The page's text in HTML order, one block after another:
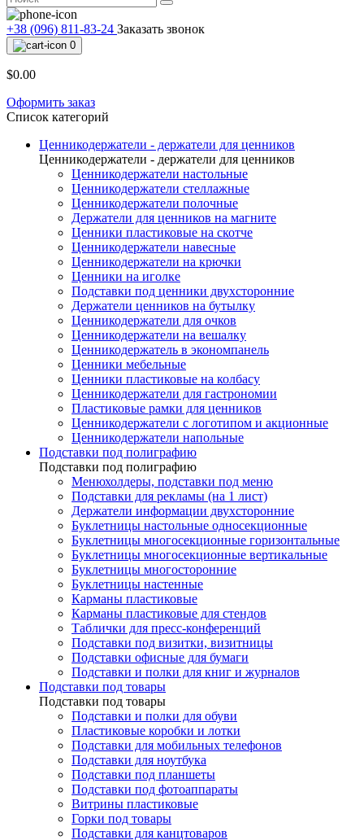
+38 (096) 811-83-24 Заказать звонок
0
$0.00
Оформить заказ
Список категорий
Ценникодержатели - держатели для ценников
Ценникодержатели - держатели для ценников
Ценникодержатели настольные
Ценникодержатели стеллажные
Ценникодержатели полочные
Держатели для ценников на магните
Ценники пластиковые на скотче
Ценникодержатели навесные
Ценникодержатели на крючки
Ценники на иголке
Подставки под ценники двухсторонние
Держатели ценников на бутылку
Ценникодержатели для очков
Ценникодержатели на вешалку
Ценникодержатель в экономпанель
Ценники мебельные
Ценники пластиковые на колбасу
Ценникодержатели для гастрономии
Пластиковые рамки для ценников
Ценникодержатели с логотипом и акционные
Ценникодержатели напольные
Подставки под полиграфию
Подставки под полиграфию
Менюхолдеры, подставки под меню
Подставки для рекламы (на 1 лист)
Держатели информации двухсторонние
Буклетницы настольные односекционные
Буклетницы многосекционные горизонтальные
Буклетницы многосекционные вертикальные
Буклетницы многосторонние
Буклетницы настенные
Карманы пластиковые
Карманы пластиковые для стендов
Таблички для пресс-конференций
Подставки под визитки, визитницы
Подставки офисные для бумаги
Подставки и полки для книг и журналов
Подставки под товары
Подставки под товары
Подставки и полки для обуви
Пластиковые коробки и лотки
Подставки для мобильных телефонов
Подставки для ноутбука
Подставки под планшеты
Подставки под фотоаппараты
Витрины пластиковые
Горки под товары
Подставки для канцтоваров